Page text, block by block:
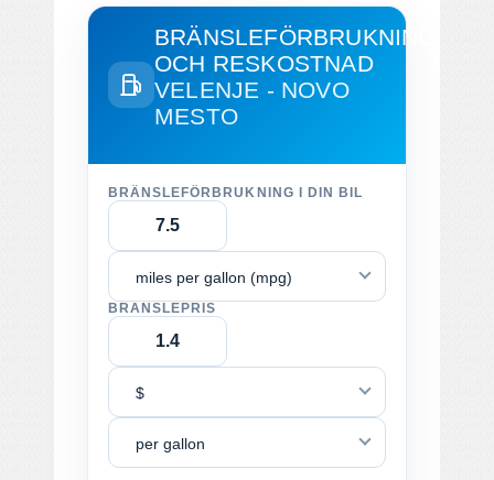
BRÄNSLEFÖRBRUKNING
OCH RESKOSTNAD
VELENJE - NOVO
MESTO
BRÄNSLEFÖRBRUKNING I DIN BIL
miles per gallon (mpg)
BRÄNSLEPRIS
$
per gallon